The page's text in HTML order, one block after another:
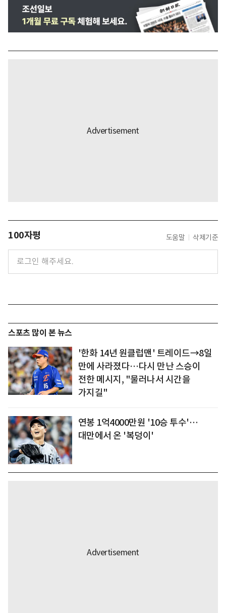
100자평 도움말 삭제기준
스포츠 많이 본 뉴스
'한화 14년 원클럽맨' 트레이드→8일
만에 사라졌다…다시 만난 스승이
전한 메시지, "물러나서 시간을
가지길"
연봉 1억4000만원 '10승 투수'…
대만에서 온 '복덩이'